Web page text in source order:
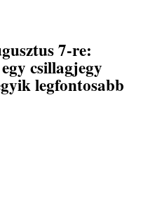
7-re:
csillagjegy
legfontosabb